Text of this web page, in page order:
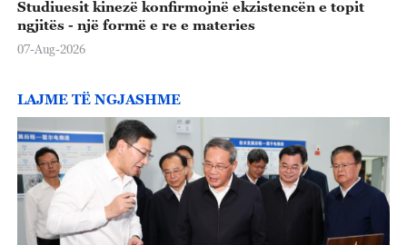
Studiuesit kinezë konfirmojnë ekzistencën e topit
ngjitës - një formë e re e materies
07-Aug-2026
LAJME TË NGJASHME